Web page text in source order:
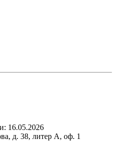
16.05.2026
д. 38, литер А, оф. 1